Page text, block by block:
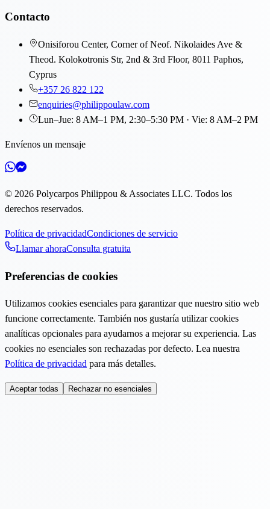
Contacto
Onisiforou Center, Corner of Neof. Nikolaides Ave &
Theod. Kolokotronis Str, 2nd & 3rd Floor, 8011 Paphos,
Cyprus
+357 26 822 122
enquiries@philippoulaw.com
Lun–Jue: 8 AM–1 PM, 2:30–5:30 PM · Vie: 8 AM–2 PM
Envíenos un mensaje
© 2026 Polycarpos Philippou & Associates LLC. Todos los
derechos reservados.
Política de privacidadCondiciones de servicio
Llamar ahoraConsulta gratuita
Preferencias de cookies
Utilizamos cookies esenciales para garantizar que nuestro sitio web
funcione correctamente. También nos gustaría utilizar cookies
analíticas opcionales para ayudarnos a mejorar su experiencia. Las
cookies no esenciales son rechazadas por defecto. Lea nuestra
Política de privacidad para más detalles.
Aceptar todas Rechazar no esenciales